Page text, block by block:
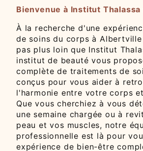
Bienvenue à Institut
À la recherche d'une
de soins du corps à Albertville
pas plus loin que Institut
institut de beauté vous
complète de traitements de
conçus pour vous aider à
l'harmonie entre votre corps
Que vous cherchiez à vous
une semaine chargée ou à
peau et vos muscles, notre
professionnelle est là pour
expérience de bien-être